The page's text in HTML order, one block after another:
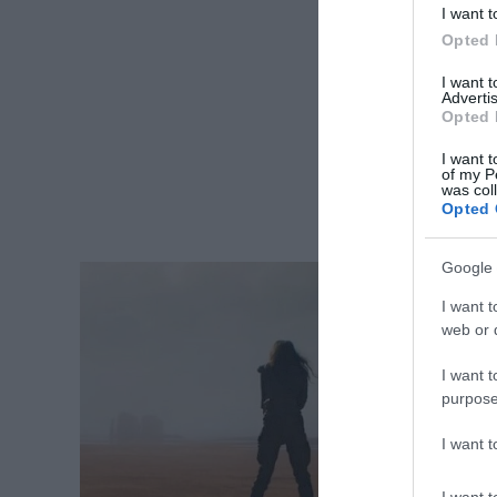
I want
Opted
I want
Opted
I want
of my
was
Opted
Google
I want
web or
I want
I want